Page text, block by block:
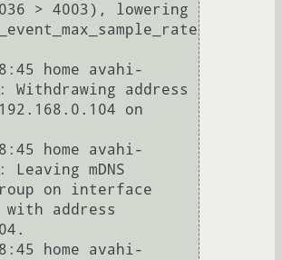
> 4003), lowering
home avahi-
Withdrawing address
on
home avahi-
Leaving mDNS
on interface
with address
home avahi-